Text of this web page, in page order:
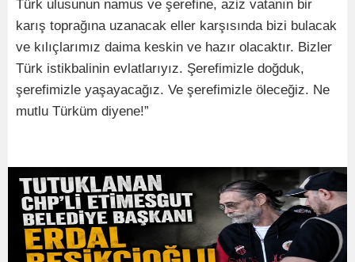
Türk ulusunun namus ve şerefine, aziz vatanın bir
karış toprağına uzanacak eller karşısında bizi bulacak
ve kılıçlarımız daima keskin ve hazır olacaktır. Bizler
Türk istikbalinin evlatlarıyız. Şerefimizle doğduk,
şerefimizle yaşayacağız. Ve şerefimizle öleceğiz. Ne
mutlu Türküm diyene!”